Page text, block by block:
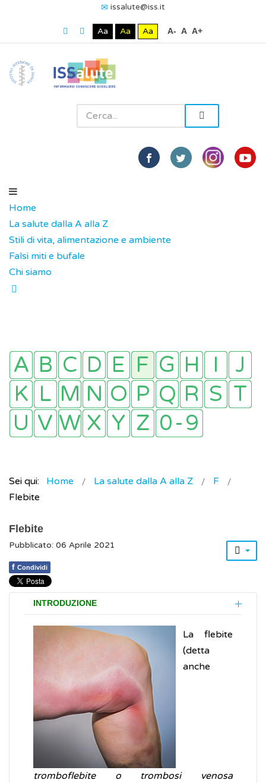
issalute@iss.it
Aa Aa Aa A- A A+
Home
La salute dalla A alla Z
Stili di vita, alimentazione e ambiente
Falsi miti e bufale
Chi siamo
Sei qui: Home La salute dalla A alla Z
F
Flebite
Flebite
Pubblicato: 06 Aprile 2021
f Condividi
INTRODUZIONE
La flebite
(detta
anche
tromboflebite o trombosi venosa